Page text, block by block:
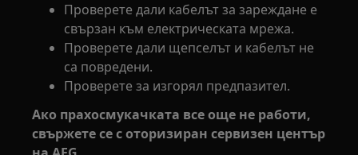
Проверете дали кабелът за зареждане е
свързан към електрическата мрежа.
Проверете дали щепселът и кабелът не
са повредени.
Проверете за изгорял предпазител.
Ако прахосмукачката все още не работи,
свържете се с оторизиран сервизен център